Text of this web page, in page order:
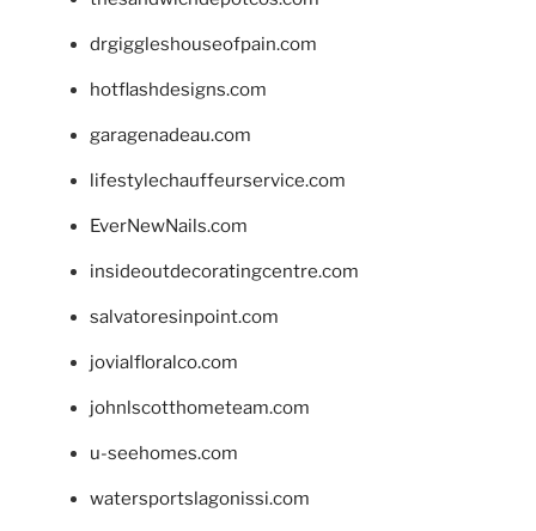
drgiggleshouseofpain.com
hotflashdesigns.com
garagenadeau.com
lifestylechauffeurservice.com
EverNewNails.com
insideoutdecoratingcentre.com
salvatoresinpoint.com
jovialfloralco.com
johnlscotthometeam.com
u-seehomes.com
watersportslagonissi.com